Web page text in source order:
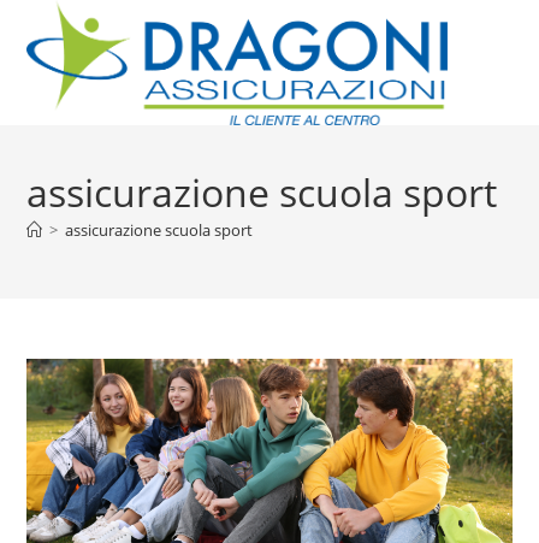
assicurazione scuola sport
> assicurazione scuola sport